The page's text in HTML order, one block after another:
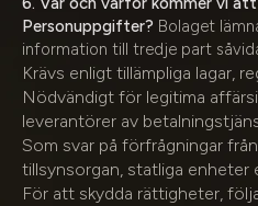
Personuppgifter? Bolaget
information till tredje part
Krävs enligt tillämpliga lagar,
Nödvändigt för legitima
leverantörer av
Som svar på förfrågningar
tillsynsorgan, statliga enheter
För att skydda rättigheter,